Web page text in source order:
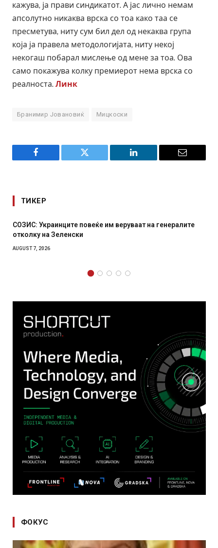
кажува, ја прави синдикатот. А јас лично немам
апсолутно никаква врска со тоа како таа се
пресметува, ниту сум бил дел од некаква група
која ја правела методологијата, ниту некој
некогаш побарал мислење од мене за тоа. Ова
само покажува колку премиерот нема врска со
реалноста. Линк
Бранимир Јовановиќ Мицкоски
Facebook Twitter LinkedIn Email
ТИКЕР
СОЗИС: Украинците повеќе им веруваат на генералите
отколку на Зеленски
AUGUST 7, 2026
ФОКУС